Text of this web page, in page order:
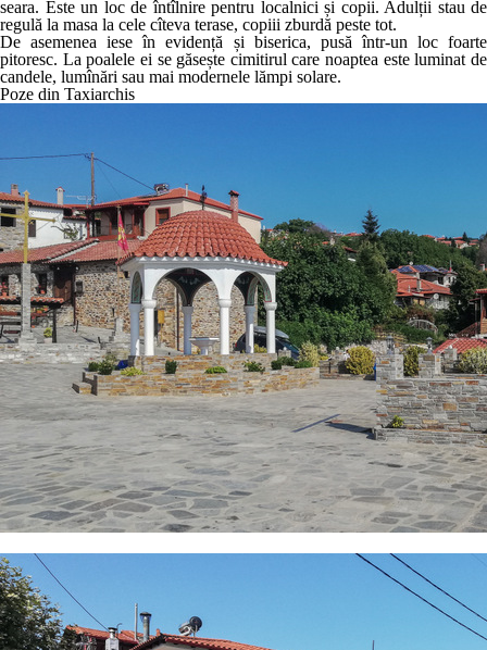
seara. Este un loc de întîlnire pentru localnici și copii. Adulții stau de
regulă la masa la cele cîteva terase, copiii zburdă peste tot.
De asemenea iese în evidență și biserica, pusă într-un loc foarte
pitoresc. La poalele ei se găsește cimitirul care noaptea este luminat de
candele, lumînări sau mai modernele lămpi solare.
Poze din Taxiarchis